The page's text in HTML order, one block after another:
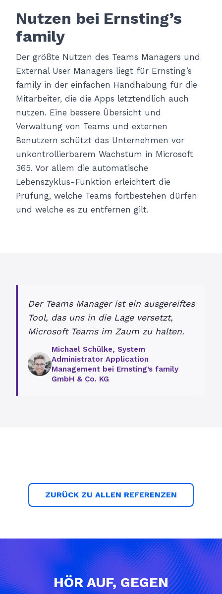
Nutzen bei Ernsting’s
family
Der größte Nutzen des Teams Managers und
External User Managers liegt für Ernsting’s
family in der einfachen Handhabung für die
Mitarbeiter, die die Apps letztendlich auch
nutzen. Eine bessere Übersicht und
Verwaltung von Teams und externen
Benutzern schützt das Unternehmen vor
unkontrollierbarem Wachstum in Microsoft
365. Vor allem die automatische
Lebenszyklus-Funktion erleichtert die
Prüfung, welche Teams fortbestehen dürfen
und welche es zu entfernen gilt.
Der Teams Manager ist ein ausgereiftes
Tool, das uns in die Lage versetzt,
Microsoft Teams im Zaum zu halten.
Michael Schülke, System
Administrator Application
Management bei Ernsting’s family
GmbH & Co. KG
ZURÜCK ZU ALLEN REFERENZEN
HÖR AUF, GEGEN